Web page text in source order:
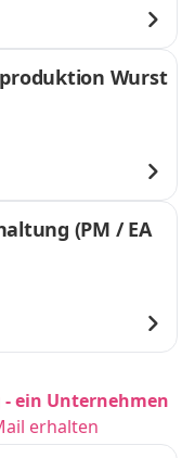
Wurst
(PM / EA
ein Unternehmen
erhalten